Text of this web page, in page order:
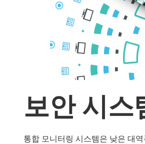
보안 시스
통합 모니터링 시스템은 낮은 대